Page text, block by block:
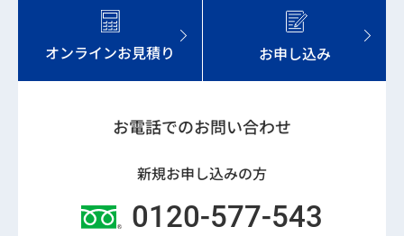
オンラインお見積り お申し込み
お電話でのお問い合わせ
新規お申し込みの方
0120-577-543